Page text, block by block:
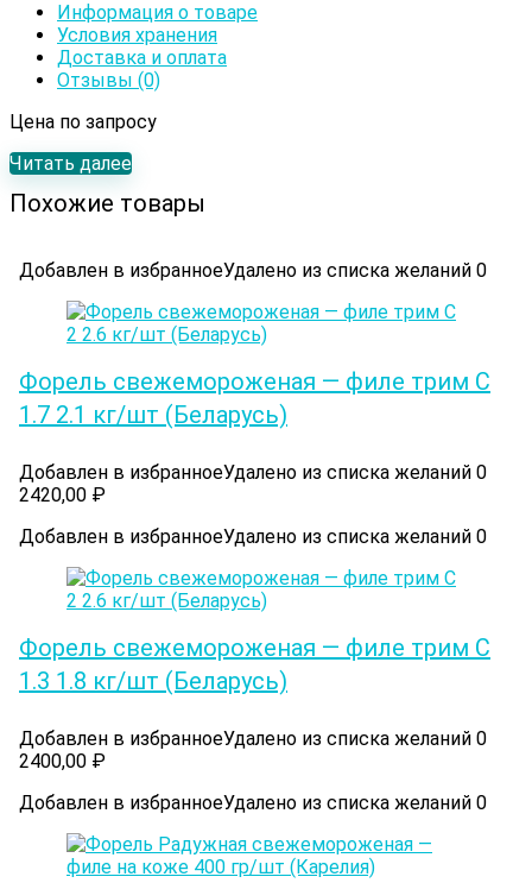
Информация о товаре
Условия хранения
Доставка и оплата
Отзывы (0)
Цена по запросу
Читать далее
Похожие товары
Добавлен в избранноеУдалено из списка желаний 0
Форель свежемороженая — филе трим С
1.7 2.1 кг/шт (Беларусь)
Добавлен в избранноеУдалено из списка желаний 0
2420,00 ₽
Добавлен в избранноеУдалено из списка желаний 0
Форель свежемороженая — филе трим С
1.3 1.8 кг/шт (Беларусь)
Добавлен в избранноеУдалено из списка желаний 0
2400,00 ₽
Добавлен в избранноеУдалено из списка желаний 0